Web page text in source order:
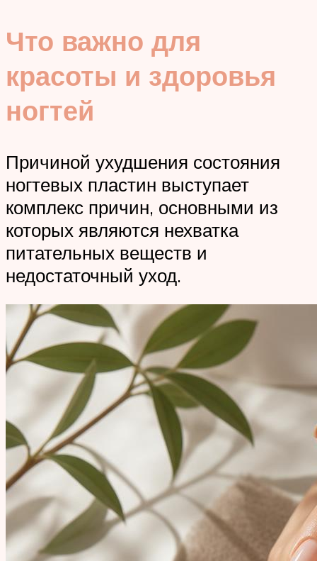
Что важно для
красоты и здоровья
ногтей
Причиной ухудшения состояния
ногтевых пластин выступает
комплекс причин, основными из
которых являются нехватка
питательных веществ и
недостаточный уход.